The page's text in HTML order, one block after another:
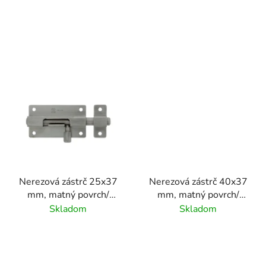
Nerezová zástrč 25x37
mm, matný povrch/
nerez AISI304
Skladom
Nerezová zástrč 40x37
mm, matný povrch/
nerez AISI304
Skladom